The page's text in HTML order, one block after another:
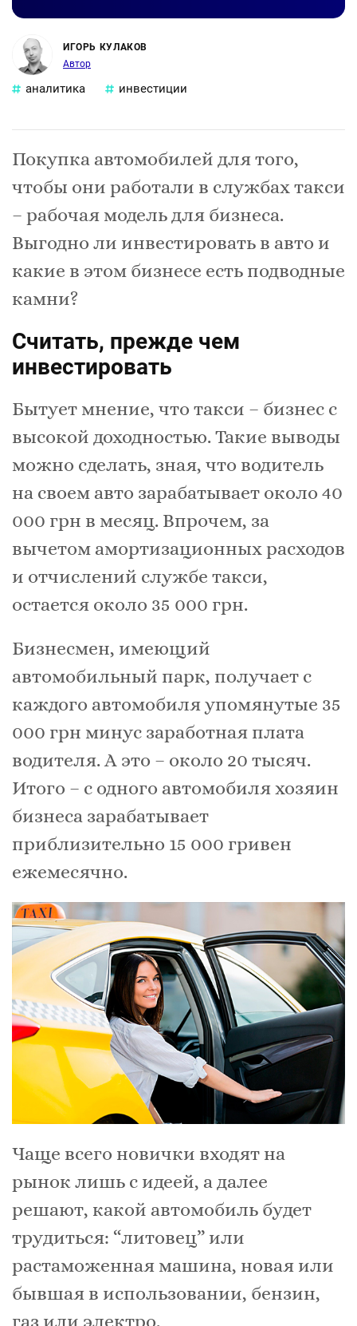
ИГОРЬ КУЛАКОВ
Автор
аналитика инвестиции
Покупка автомобилей для того,
чтобы они работали в службах такси
– рабочая модель для бизнеса.
Выгодно ли инвестировать в авто и
какие в этом бизнесе есть подводные
камни?
Считать, прежде чем
инвестировать
Бытует мнение, что такси – бизнес с
высокой доходностью. Такие выводы
можно сделать, зная, что водитель
на своем авто зарабатывает около 40
000 грн в месяц. Впрочем, за
вычетом амортизационных расходов
и отчислений службе такси,
остается около 35 000 грн.
Бизнесмен, имеющий
автомобильный парк, получает с
каждого автомобиля упомянутые 35
000 грн минус заработная плата
водителя. А это – около 20 тысяч.
Итого – с одного автомобиля хозяин
бизнеса зарабатывает
приблизительно 15 000 гривен
ежемесячно.
Чаще всего новички входят на
рынок лишь с идеей, а далее
решают, какой автомобиль будет
трудиться: “литовец” или
растаможенная машина, новая или
бывшая в использовании, бензин,
газ или электро.